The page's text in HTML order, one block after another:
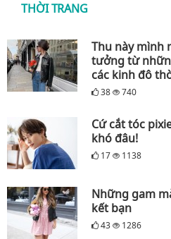
THỜI TRANG
Thu này mình
tưởng từ
các kinh đô
38 740
Cứ cắt tóc
khó đâu!
17 1138
Những gam
kết bạn
43 1286